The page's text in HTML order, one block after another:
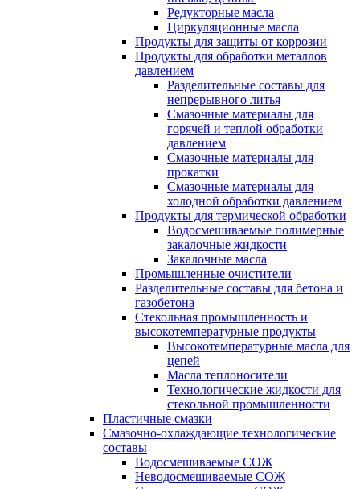
Редукторные масла
Циркуляционные масла
Продукты для защиты от коррозии
Продукты для обработки металлов
давлением
Разделительные составы для
непрерывного литья
Смазочные материалы для
горячей и теплой обработки
давлением
Смазочные материалы для
прокатки
Смазочные материалы для
холодной обработки давлением
Продукты для термической обработки
Водосмешиваемые полимерные
закалочные жидкости
Закалочные масла
Промышленные очистители
Разделительные составы для бетона и
газобетона
Стекольная промышленность и
высокотемпературные продукты
Высокотемпературные масла для
цепей
Масла теплоносители
Технологические жидкости для
стекольной промышленности
Пластичные смазки
Смазочно-охлаждающие технологические
составы
Водосмешиваемые СОЖ
Неводосмешиваемые СОЖ